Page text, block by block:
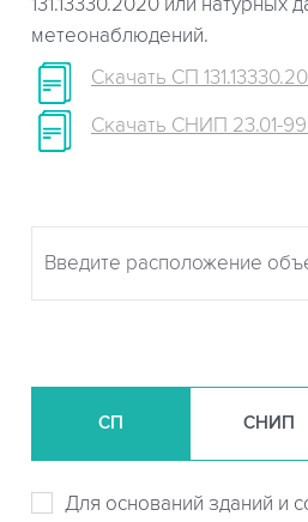
131.13330.2020 или натурных
метеонаблюдений.
Скачать СП
Скачать СНИП 23.01-
СП СНИП
Для оснований зданий и